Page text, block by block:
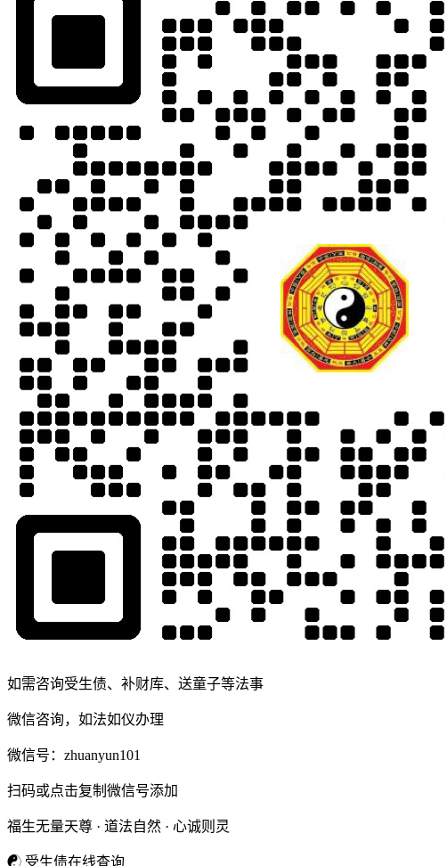
如需咨询受生债、补财库、送童子等法事
微信咨询，如法如仪办理
微信号： zhuanyun101
扫码或点击复制微信号添加
福生无量天尊 · 道法自然 · 心诚则灵
☯ 受生债在线查询